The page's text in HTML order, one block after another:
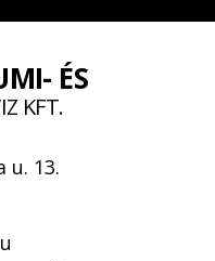
ÉS
KFT.
u. 13.